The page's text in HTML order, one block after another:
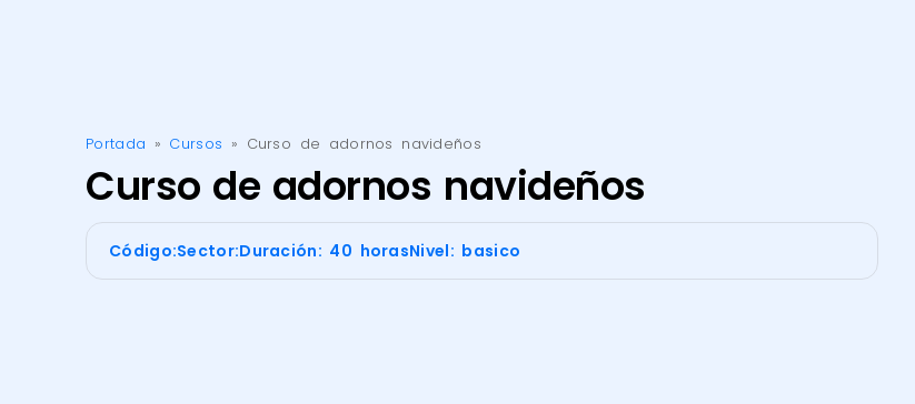
Portada » Cursos » Curso de adornos navideños
Curso de adornos navideños
Código:Sector:Duración: 40 horasNivel: basico